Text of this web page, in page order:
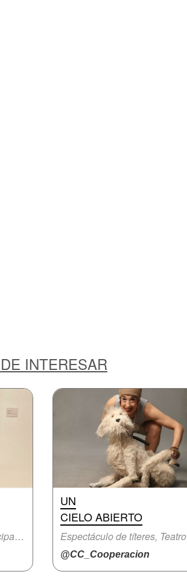
INTERESAR
Narración oral, Obra participativa
UN
CIELO ABIERTO
Espectáculo de títeres, Teatro
@CC_Cooperacion